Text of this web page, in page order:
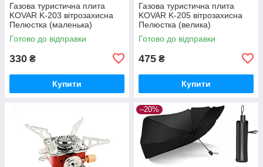
Газова туристична плита
KOVAR K-203 вітрозахисна
Пелюстка (маленька)
Готово до відправки
330 ₴
Купити
Газова туристична плита
KOVAR K-205 вітрозахисна
Пелюстка (велика)
Готово до відправки
475 ₴
Купити
–20%